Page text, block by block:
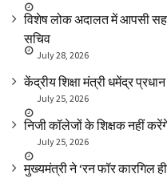
विशेष लोक अदालत में आपसी
सचिव
July 28, 2026
केंद्रीय शिक्षा मंत्री धमेंद्र
July 25, 2026
निजी कॉलेजों के शिक्षक नहीं
July 25, 2026
मुख्यमंत्री ने ‘रन फॉर कारगिल